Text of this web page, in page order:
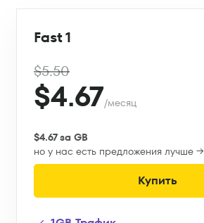
Fast 1
$5.50
$4.67/месяц
$4.67 за GB
но у нас есть предложения лучше →
Купить